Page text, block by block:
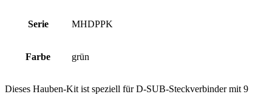
Serie MHDPPK
Farbe grün
Dieses Hauben-Kit ist speziell für D-SUB-Steckverbinder mit 9